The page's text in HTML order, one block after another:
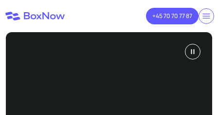
+45 70 70 77 87